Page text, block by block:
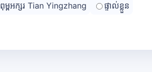
ពុម្ពអក្សរ Tian Yingzhang
ផ្ទាល់ខ្លួន